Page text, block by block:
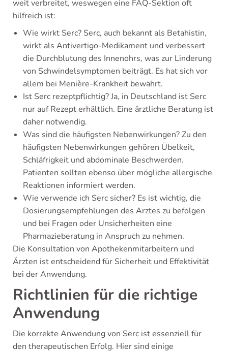
weit verbreitet, weswegen eine FAQ-Sektion oft
hilfreich ist:
Wie wirkt Serc? Serc, auch bekannt als Betahistin,
wirkt als Antivertigo-Medikament und verbessert
die Durchblutung des Innenohrs, was zur Linderung
von Schwindelsymptomen beiträgt. Es hat sich vor
allem bei Menière-Krankheit bewährt.
Ist Serc rezeptpflichtig? Ja, in Deutschland ist Serc
nur auf Rezept erhältlich. Eine ärztliche Beratung ist
daher notwendig.
Was sind die häufigsten Nebenwirkungen? Zu den
häufigsten Nebenwirkungen gehören Übelkeit,
Schläfrigkeit und abdominale Beschwerden.
Patienten sollten ebenso über mögliche allergische
Reaktionen informiert werden.
Wie verwende ich Serc sicher? Es ist wichtig, die
Dosierungsempfehlungen des Arztes zu befolgen
und bei Fragen oder Unsicherheiten eine
Pharmazieberatung in Anspruch zu nehmen.
Die Konsultation von Apothekenmitarbeitern und
Ärzten ist entscheidend für Sicherheit und Effektivität
bei der Anwendung.
Richtlinien für die richtige
Anwendung
Die korrekte Anwendung von Serc ist essenziell für
den therapeutischen Erfolg. Hier sind einige